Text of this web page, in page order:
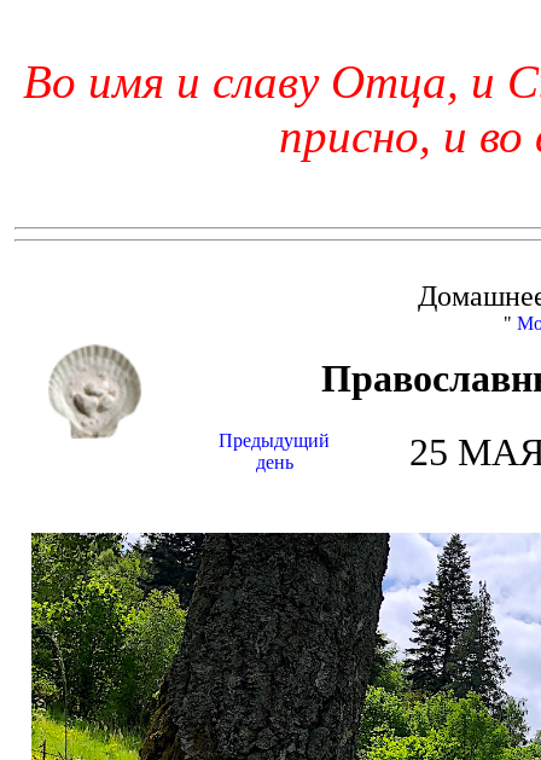
Во имя и славу Отца, и
присно, и во
"
Предыдущий
день
25 МАЯ